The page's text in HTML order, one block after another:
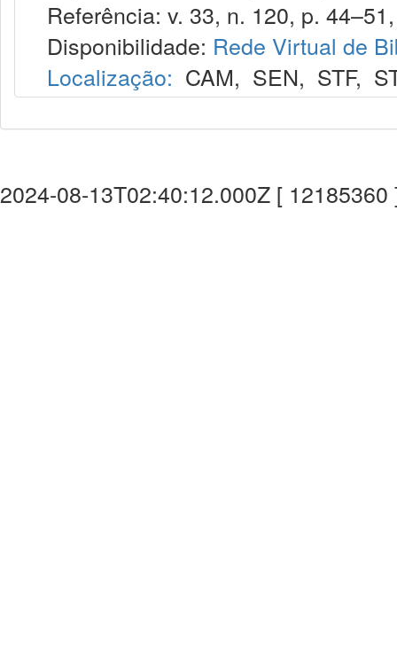
Referência: v. 33, n. 120, p.
Disponibilidade: Rede Virtual de
Localização: CAM, SEN, STF,
2024-08-13T02:40:12.000Z [ 12185360